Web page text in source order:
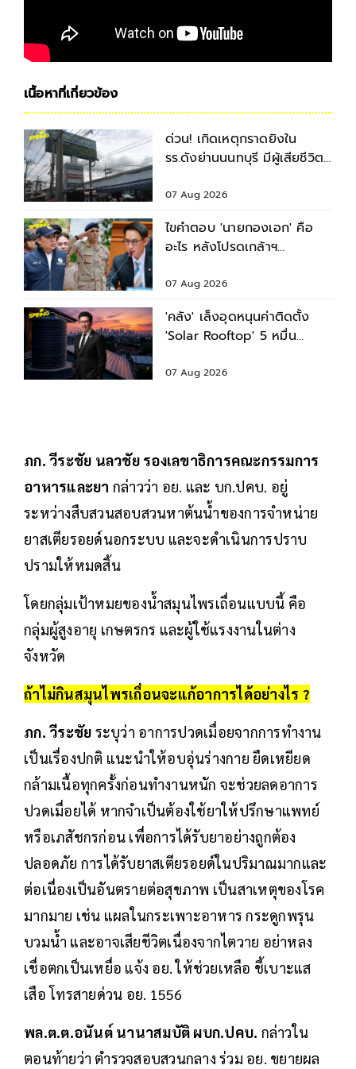
เนื้อหาที่เกี่ยวข้อง
ด่วน! เกิดเหตุกราดยิงใน
รร.ดังย่านนนทบุรี มีผู้เสียชีวิต-
07 Aug 2026
ไขคำตอบ 'นายกองเอก' คือ
อะไร หลังโปรดเกล้าฯ
รมช.มหาดไทย
07 Aug 2026
'คลัง' เล็งอุดหนุนค่าติดตั้ง
'Solar Rooftop' 5 หมื่น
07 Aug 2026
ภก. วีระชัย นลวชัย รองเลขาธิการคณะกรรมการ
อาหารและยา กล่าวว่า อย. และ บก.ปคบ. อยู่
ระหว่างสืบสวนสอบสวนหาต้นน้ำของการจำหน่าย
ยาสเตียรอยด์นอกระบบ และจะดำเนินการปราบ
ปรามให้หมดสิ้น
โดยกลุ่มเป้าหมยของน้ำสมุนไพรเถื่อนแบบนี้ คือ
กลุ่มผู้สูงอายุ เกษตรกร และผู้ใช้แรงงานในต่าง
จังหวัด
ถ้าไม่กินสมุนไพรเถื่อนจะแก้อาการได้อย่างไร ?
ภก. วีระชัย ระบุว่า อาการปวดเมื่อยจากการทำงาน
เป็นเรื่องปกติ แนะนำให้อบอุ่นร่างกาย ยืดเหยียด
กล้ามเนื้อทุกครั้งก่อนทำงานหนัก จะช่วยลดอาการ
ปวดเมื่อยได้ หากจำเป็นต้องใช้ยาให้ปรึกษาแพทย์
หรือเภสัชกรก่อน เพื่อการได้รับยาอย่างถูกต้อง
ปลอดภัย การได้รับยาสเตียรอยด์ในปริมาณมากและ
ต่อเนื่องเป็นอันตรายต่อสุขภาพ เป็นสาเหตุของโรค
มากมาย เช่น แผลในกระเพาะอาหาร กระดูกพรุน
บวมน้ำ และอาจเสียชีวิตเนื่องจากไตวาย อย่าหลง
เชื่อตกเป็นเหยื่อ แจ้ง อย. ให้ช่วยเหลือ ชี้เบาะแส
เสือ โทรสายด่วน อย. 1556
พล.ต.ต.อนันต์ นานาสมบัติ ผบก.ปคบ. กล่าวใน
ตอนท้ายว่า ตำรวจสอบสวนกลาง ร่วม อย. ขยายผล